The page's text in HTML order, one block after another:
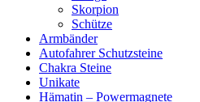
Skorpion
Schütze
Armbänder
Autofahrer Schutzsteine
Chakra Steine
Unikate
Hämatin – Powermagnete